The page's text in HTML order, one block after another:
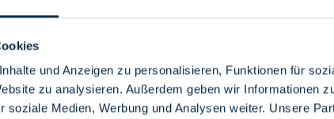
und Anzeigen zu personalisieren, Funktionen für
zu analysieren. Außerdem geben wir Informationen
soziale Medien, Werbung und Analysen weiter. Unsere
Menü